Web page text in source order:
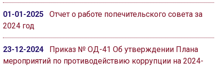
01-01-2025
Отчет о работе попечительского совета за
2024 год
23-12-2024
Приказ № ОД-41 Об утверждении Плана
мероприятий по противодействию коррупции на 2024-